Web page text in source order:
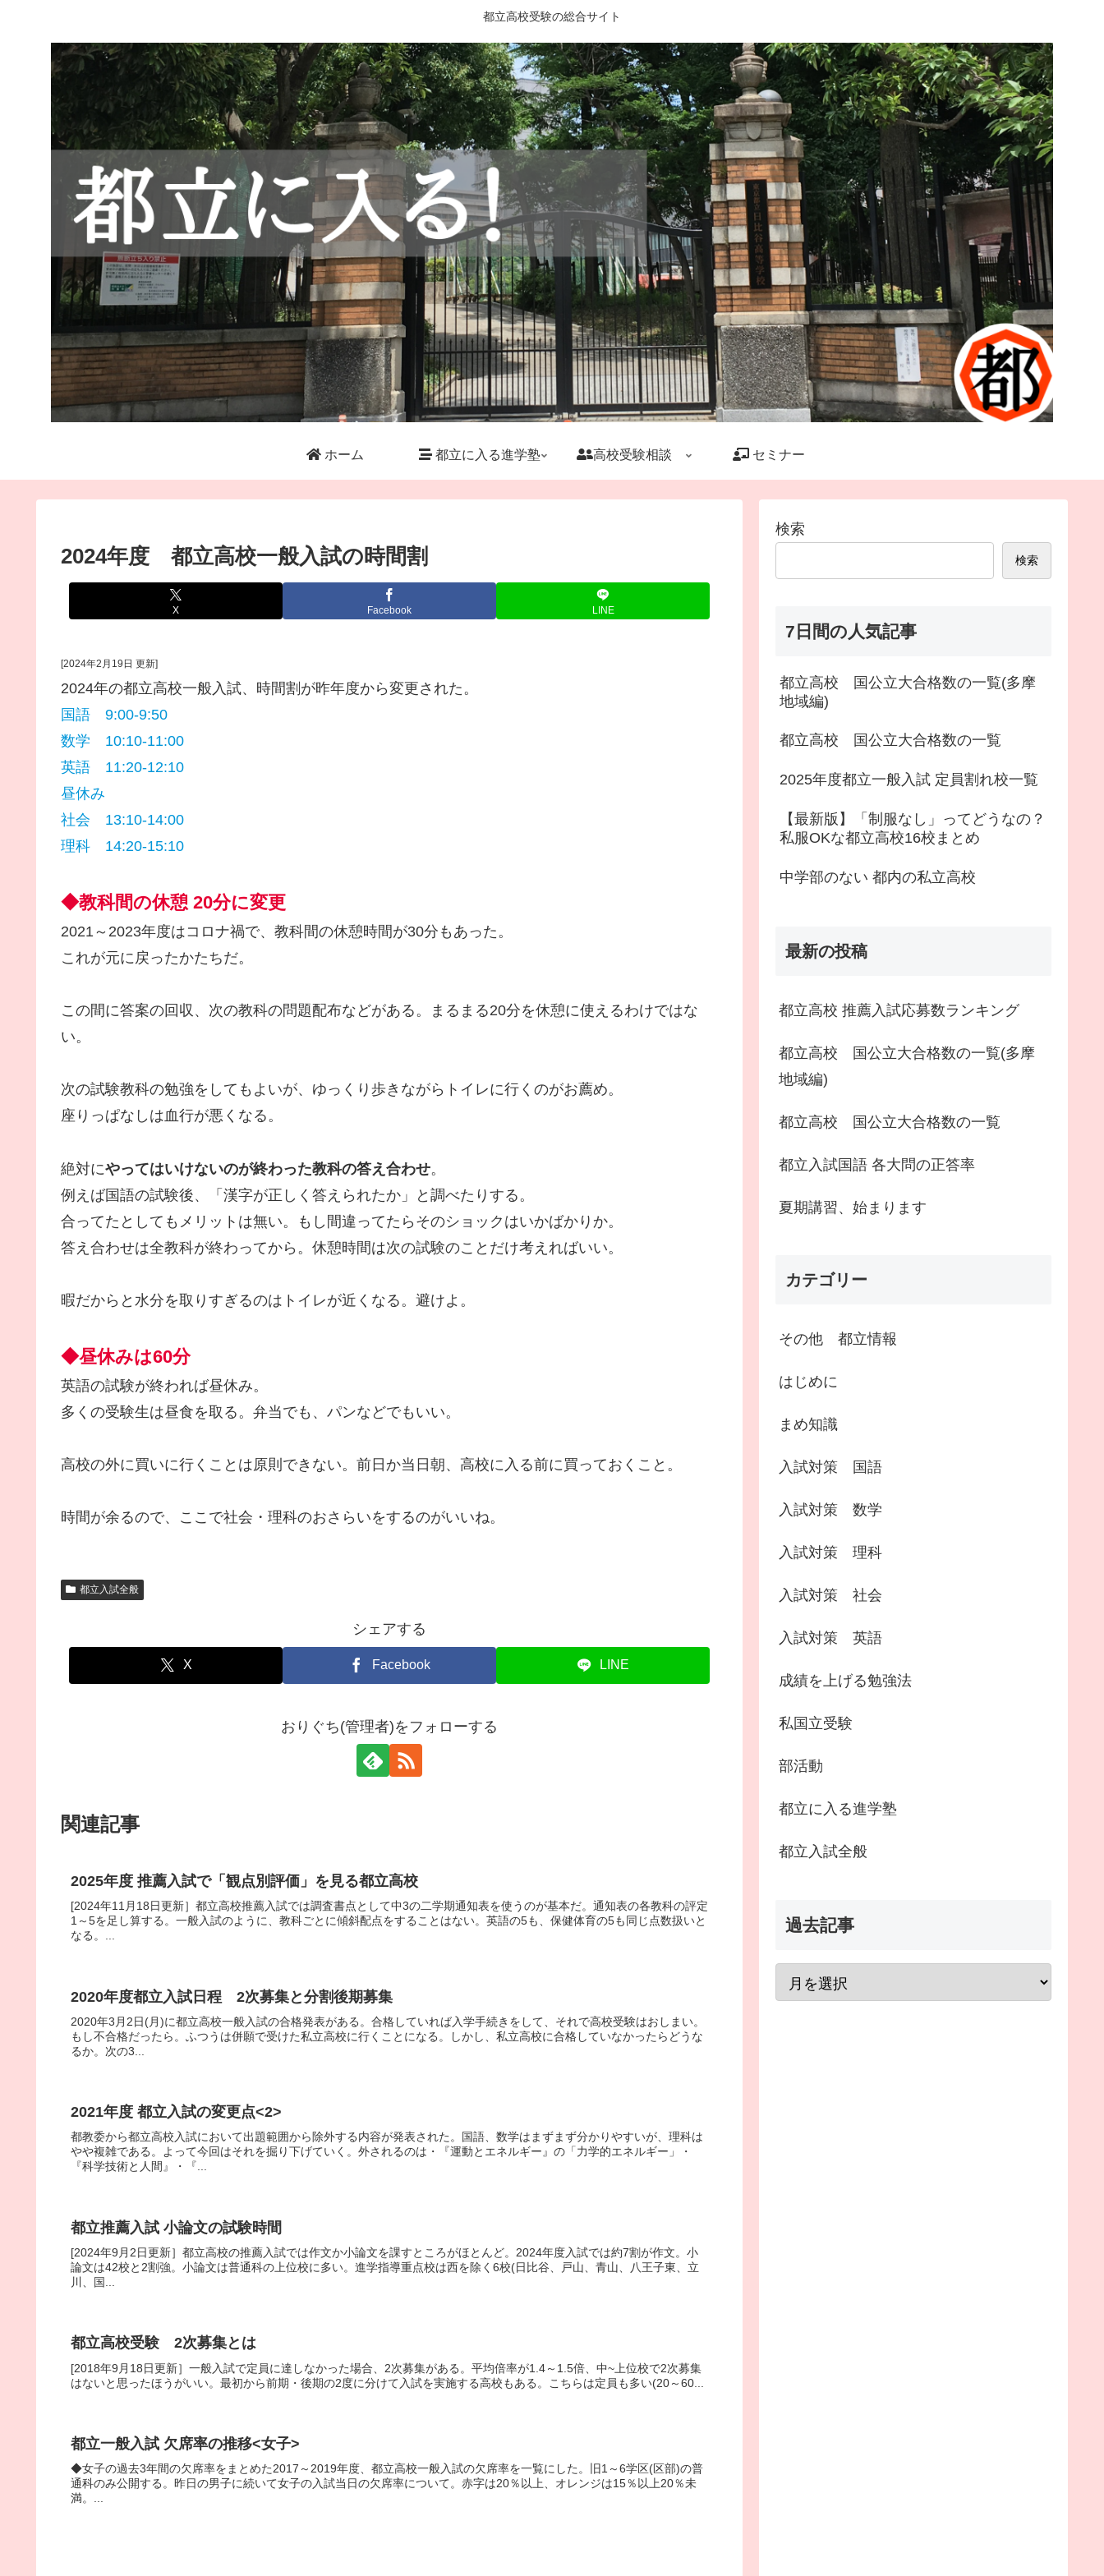
都立高校受験の総合サイト
ホーム 都立に入る進学塾 高校受験相談 セミナー
2024年度 都立高校一般入試の時間割
X Facebook LINE
[2024年2月19日 更新]
2024年の都立高校一般入試、時間割が昨年度から変更された。
国語 9:00-9:50
数学 10:10-11:00
英語 11:20-12:10
昼休み
社会 13:10-14:00
理科 14:20-15:10
◆教科間の休憩 20分に変更
2021～2023年度はコロナ禍で、教科間の休憩時間が30分もあった。
これが元に戻ったかたちだ。
この間に答案の回収、次の教科の問題配布などがある。まるまる20分を休憩に使えるわけではな
い。
次の試験教科の勉強をしてもよいが、ゆっくり歩きながらトイレに行くのがお薦め。
座りっぱなしは血行が悪くなる。
絶対にやってはいけないのが終わった教科の答え合わせ。
例えば国語の試験後、「漢字が正しく答えられたか」と調べたりする。
合ってたとしてもメリットは無い。もし間違ってたらそのショックはいかばかりか。
答え合わせは全教科が終わってから。休憩時間は次の試験のことだけ考えればいい。
暇だからと水分を取りすぎるのはトイレが近くなる。避けよ。
◆昼休みは60分
英語の試験が終われば昼休み。
多くの受験生は昼食を取る。弁当でも、パンなどでもいい。
高校の外に買いに行くことは原則できない。前日か当日朝、高校に入る前に買っておくこと。
時間が余るので、ここで社会・理科のおさらいをするのがいいね。
都立入試全般
シェアする
X Facebook LINE
おりぐち(管理者)をフォローする
関連記事
2025年度 推薦入試で「観点別評価」を見る都立高校
[2024年11月18日更新］都立高校推薦入試では調査書点として中3の二学期通知表を使うのが基本だ。通知表の各教科の評定
1～5を足し算する。一般入試のように、教科ごとに傾斜配点をすることはない。英語の5も、保健体育の5も同じ点数扱いと
なる。...
2020年度都立入試日程 2次募集と分割後期募集
2020年3月2日(月)に都立高校一般入試の合格発表がある。合格していれば入学手続きをして、それで高校受験はおしまい。
もし不合格だったら。ふつうは併願で受けた私立高校に行くことになる。しかし、私立高校に合格していなかったらどうな
るか。次の3...
2021年度 都立入試の変更点<2>
都教委から都立高校入試において出題範囲から除外する内容が発表された。国語、数学はまずまず分かりやすいが、理科は
やや複雑である。よって今回はそれを掘り下げていく。外されるのは・『運動とエネルギー』の「力学的エネルギー」・
『科学技術と人間』・『...
都立推薦入試 小論文の試験時間
[2024年9月2日更新］都立高校の推薦入試では作文か小論文を課すところがほとんど。2024年度入試では約7割が作文。小
論文は42校と2割強。小論文は普通科の上位校に多い。進学指導重点校は西を除く6校(日比谷、戸山、青山、八王子東、立
川、国...
都立高校受験 2次募集とは
[2018年9月18日更新］一般入試で定員に達しなかった場合、2次募集がある。平均倍率が1.4～1.5倍、中~上位校で2次募集
はないと思ったほうがいい。最初から前期・後期の2度に分けて入試を実施する高校もある。こちらは定員も多い(20～60...
都立一般入試 欠席率の推移<女子>
◆女子の過去3年間の欠席率をまとめた2017～2019年度、都立高校一般入試の欠席率を一覧にした。旧1～6学区(区部)の普
通科のみ公開する。昨日の男子に続いて女子の入試当日の欠席率について。赤字は20％以上、オレンジは15％以上20％未
満。...
検索
検索
7日間の人気記事
都立高校 国公立大合格数の一覧(多摩
地域編)
都立高校 国公立大合格数の一覧
2025年度都立一般入試 定員割れ校一覧
【最新版】「制服なし」ってどうなの？
私服OKな都立高校16校まとめ
中学部のない 都内の私立高校
最新の投稿
都立高校 推薦入試応募数ランキング
都立高校 国公立大合格数の一覧(多摩
地域編)
都立高校 国公立大合格数の一覧
都立入試国語 各大問の正答率
夏期講習、始まります
カテゴリー
その他 都立情報
はじめに
まめ知識
入試対策 国語
入試対策 数学
入試対策 理科
入試対策 社会
入試対策 英語
成績を上げる勉強法
私国立受験
部活動
都立に入る進学塾
都立入試全般
過去記事